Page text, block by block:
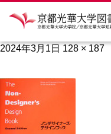
ノンデザインナー
2024年3月1日 128 × 187